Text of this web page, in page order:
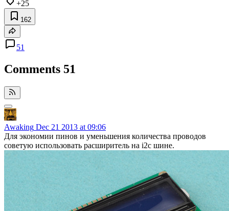
+25
162
51
Comments 51
Awaking Dec 21 2013 at 09:06
Для экономии пинов и уменьшения количества проводов
советую использовать расширитель на i2c шине.